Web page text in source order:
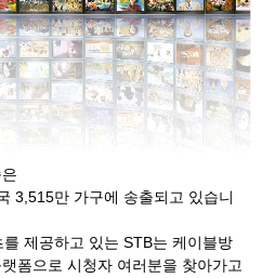
3,515만 가구에 송출되고 있습니
제공하고 있는 STB는 케이블방
폼으로 시청자 여러분을 찾아가고